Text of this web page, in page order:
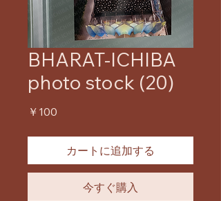
BHARAT-ICHIBA
photo stock (20)
￥100
カートに追加する
今すぐ購入